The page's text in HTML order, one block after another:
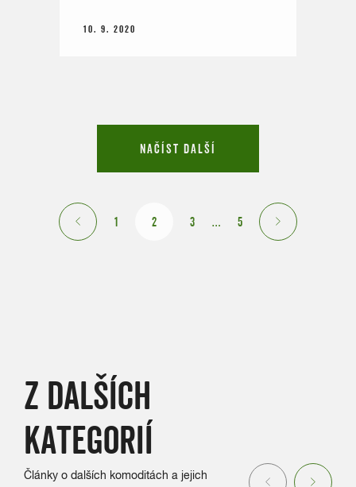
10. 9. 2020
NAČÍST DALŠÍ
1 2 3 … 5
Z DALŠÍCH
KATEGORIÍ
Články o dalších komoditách a jejich
Previous Next